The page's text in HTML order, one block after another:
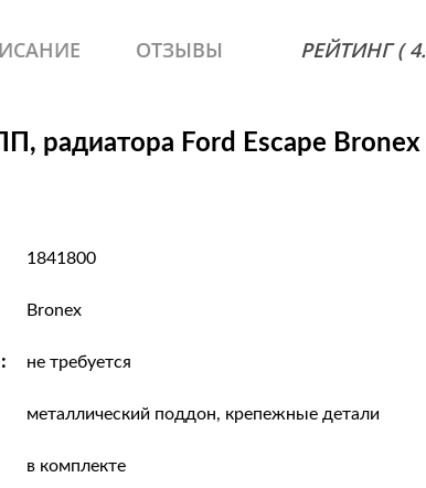
(DM2) 1.5 EcoBoost;
Ford Kuga II (DM2) 1.6
ОТЗЫВЫ РЕЙТИНГ (
радиатора Ford Escape Bronex
1841800
Bronex
не требуется
металлический поддон, крепежные детали
в комплекте